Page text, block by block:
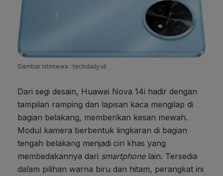
Gambar Istimewa : techdaily.id
Dari segi desain, Huawei Nova 14i hadir dengan
tampilan ramping dan lapisan kaca mengilap di
bagian belakang, memberikan kesan mewah.
Modul kamera berbentuk lingkaran di bagian
tengah belakang menjadi ciri khas yang
membedakannya dari smartphonelain. Tersedia
dalam pilihan warna biru dan hitam, perangkat ini